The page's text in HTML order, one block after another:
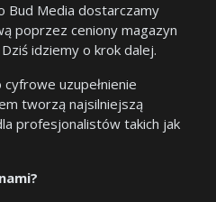
Bud Media dostarczamy
poprzez ceniony magazyn
idziemy o krok dalej.
cyfrowe uzupełnienie
tworzą najsilniejszą
profesjonalistów takich jak